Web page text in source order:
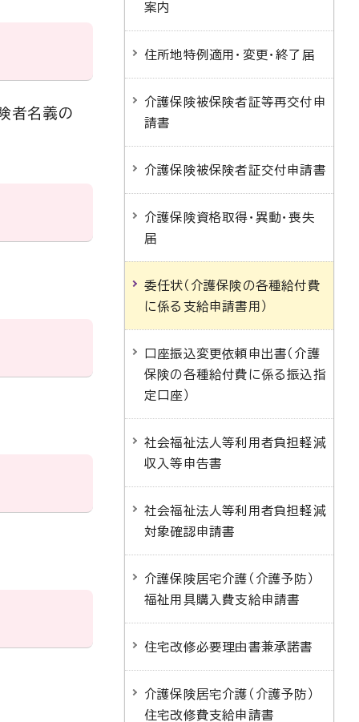
者名義の
案内
住所地特例適用・変更・終了届
介護保険被保険者証等再交付申
請書
介護保険被保険者証交付申請書
介護保険資格取得・異動・喪失
届
委任状（介護保険の各種給付費
に係る支給申請書用）
口座振込変更依頼申出書（介護
保険の各種給付費に係る振込指
定口座）
社会福祉法人等利用者負担軽減
収入等申告書
社会福祉法人等利用者負担軽減
対象確認申請書
介護保険居宅介護（介護予防）
福祉用具購入費支給申請書
住宅改修必要理由書兼承諾書
介護保険居宅介護（介護予防）
住宅改修費支給申請書